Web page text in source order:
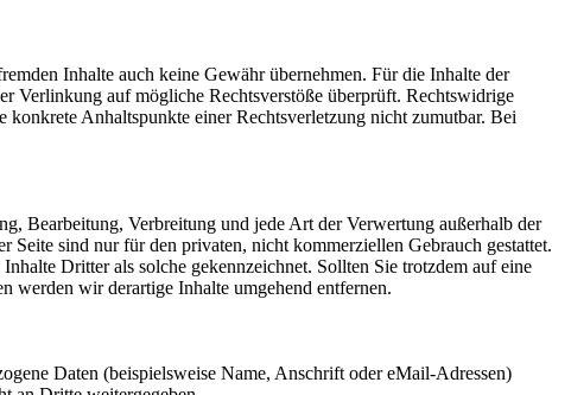
Inhalte auch keine Gewähr übernehmen. Für die Inhalte der
Verlinkung auf mögliche Rechtsverstöße überprüft. Rechtswidrige
Anhaltspunkte einer Rechtsverletzung nicht zumutbar. Bei
Bearbeitung, Verbreitung und jede Art der Verwertung außerhalb der
sind nur für den privaten, nicht kommerziellen Gebrauch gestattet.
Dritter als solche gekennzeichnet. Sollten Sie trotzdem auf eine
werden wir derartige Inhalte umgehend entfernen.
Daten (beispielsweise Name, Anschrift oder eMail-Adressen)